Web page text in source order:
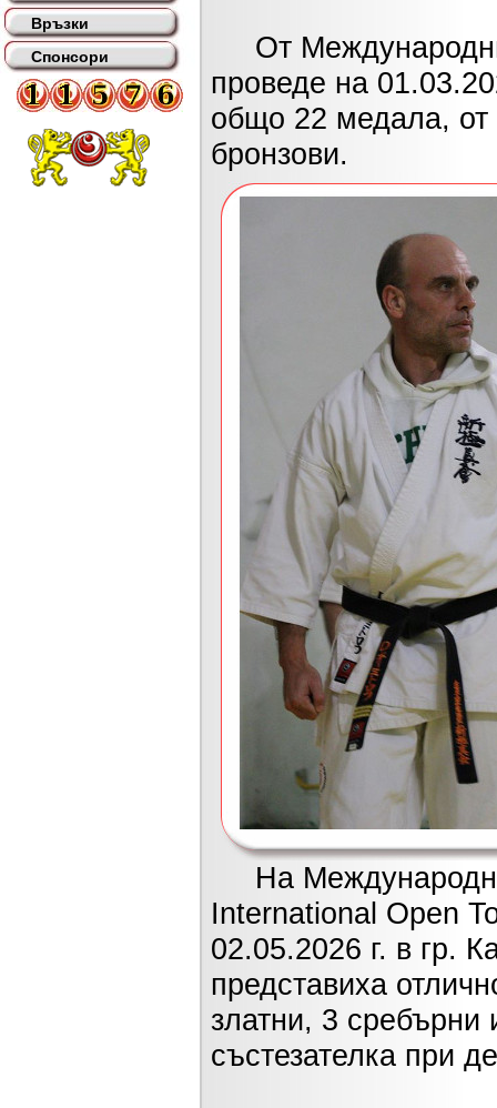
Връзки
Спонсори
От
проведе на
общо 22 медала, от
бронзови.
На
International Open
02.05.2026 г. в гр.
представиха
златни, 3 сребърни
състезателка при